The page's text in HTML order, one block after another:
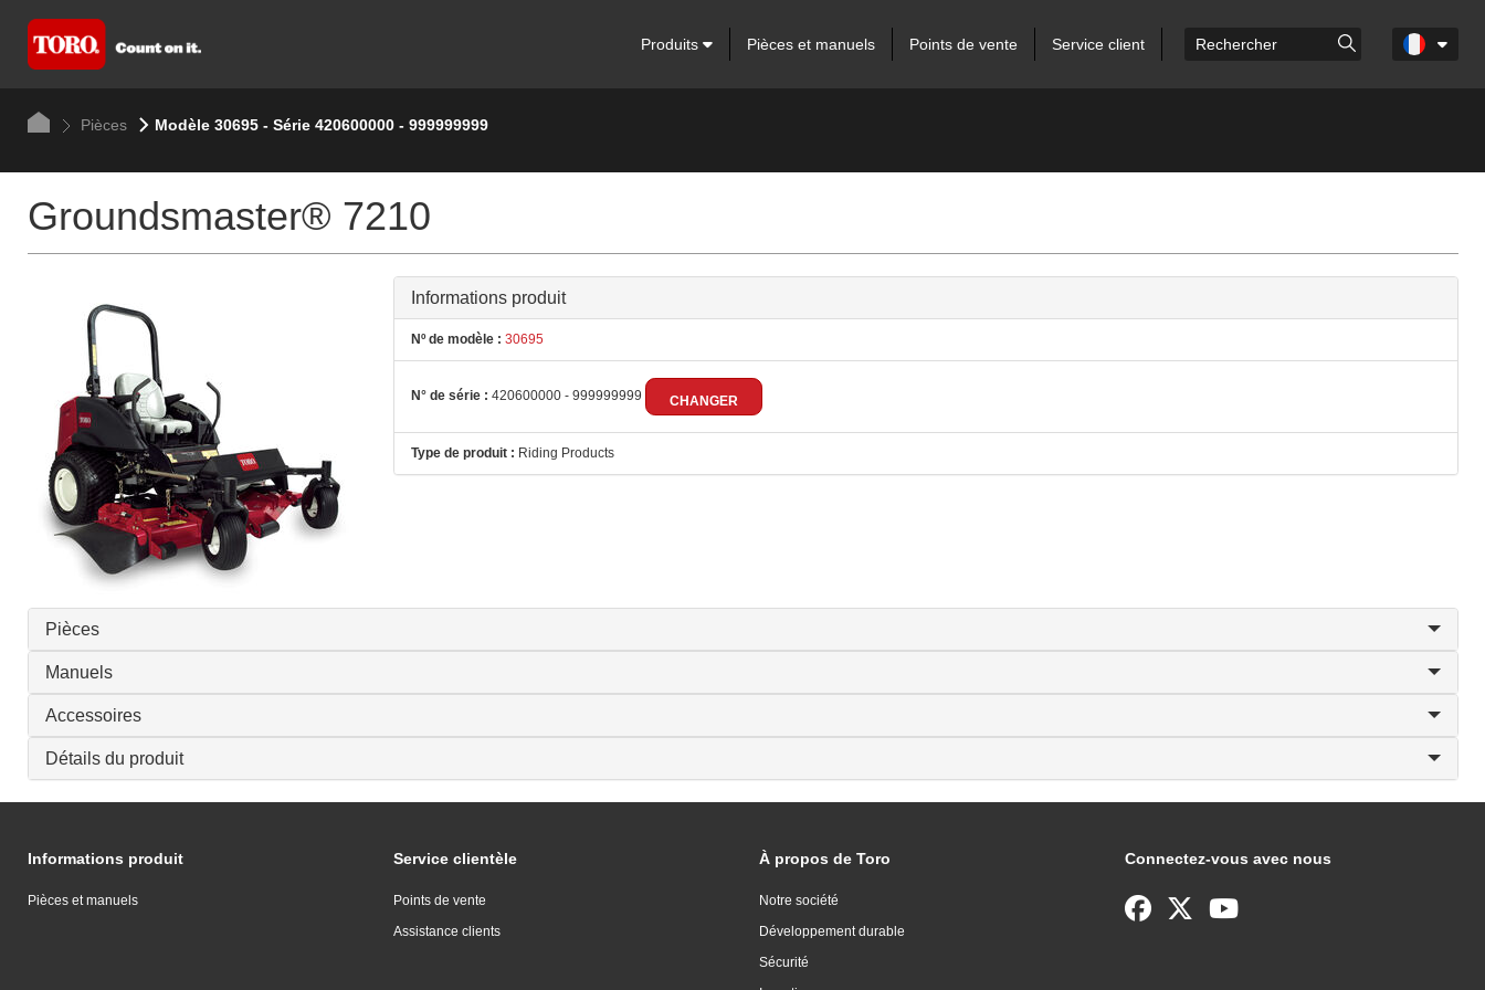
Produits Pièces et manuels Points de vente Service client
Pièces Modèle 30695 - Série 420600000 - 999999999
Groundsmaster® 7210
Informations produit
Nº de modèle : 30695
N° de série : 420600000 - 999999999 CHANGER
Type de produit : Riding Products
Pièces
Manuels
Accessoires
Détails du produit
Informations produit
Pièces et manuels
Service clientèle
Points de vente
Assistance clients
À propos de Toro
Notre société
Développement durable
Sécurité
Connectez-vous avec nous